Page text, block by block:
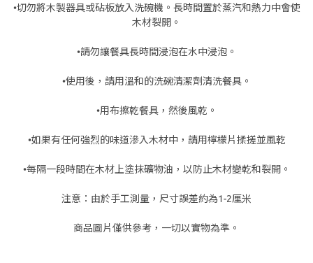
•切勿將木製器具或砧板放入洗碗機。長時間置於蒸汽和熱力中會使
木材裂開。
•請勿讓餐具長時間浸泡在水中浸泡。
•使用後，請用溫和的洗碗清潔劑清洗餐具。
•用布擦乾餐具，然後風乾。
•如果有任何強烈的味道滲入木材中，請用檸檬片揉搓並風乾
•每隔一段時間在木材上塗抹礦物油，以防止木材變乾和裂開。
注意：由於手工測量，尺寸誤差約為1-2厘米
商品圖片僅供參考，一切以實物為準。